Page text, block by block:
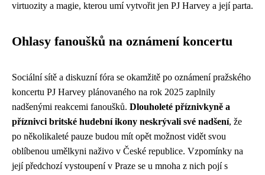
virtuozity a magie, kterou umí vytvořit jen PJ Harvey a její parta.
Ohlasy fanoušků na oznámení koncertu
Sociální sítě a diskuzní fóra se okamžitě po oznámení pražského
koncertu PJ Harvey plánovaného na rok 2025 zaplnily
nadšenými reakcemi fanoušků. Dlouholeté příznivkyně a
příznivci britské hudební ikony neskrývali své nadšení, že
po několikaleté pauze budou mít opět možnost vidět svou
oblíbenou umělkyni naživo v České republice. Vzpomínky na
její předchozí vystoupení v Praze se u mnoha z nich pojí s